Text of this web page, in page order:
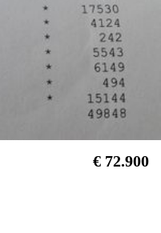
€ 72.900